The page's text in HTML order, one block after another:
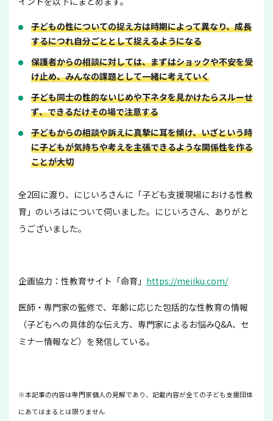
子どもの性についての捉え方は時期によって異なり、成長
するにつれ自分ごととして捉えるようになる
保護者からの相談に対しては、まずはショックや不安を受
け止め、みんなの課題として一緒に考えていく
子ども同士の性的ないじめや下ネタを見かけたらスルーせ
ず、できるだけその場で注意する
子どもからの相談や訴えに真摯に耳を傾け、いざという時
に子どもが気持ちや考えを主張できるような関係性を作る
ことが大切
全2回に渡り、にじいろさんに「子ども支援現場における性教
育」のいろはについて伺いました。にじいろさん、ありがと
うございました。
企画協力：性教育サイト「命育」 https://meiiku.com/
医師・専門家の監修で、年齢に応じた包括的な性教育の情報
（子どもへの具体的な伝え方、専門家によるお悩みQ&A、セ
ミナー情報など）を発信している。
※本記事の内容は専門家個人の見解であり、記載内容が全ての子ども支援団体
にあてはまるとは限りません